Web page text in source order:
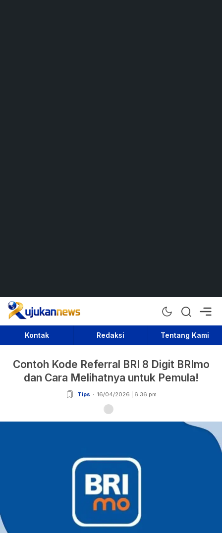
Rujukan News
Satu Rujukan Sejuta Informasi
Kontak Redaksi Tentang Kami
Contoh Kode Referral BRI 8 Digit BRImo
dan Cara Melihatnya untuk Pemula!
Tips 16/04/2026 | 6:36 pm